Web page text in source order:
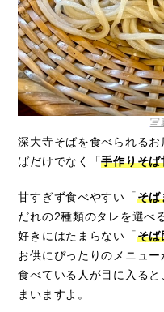
写
深大寺そばを食べられるお
ばだけでなく「手作りそば
甘すぎず食べやすい「そば
だれの2種類のタレを選べ
好きにはたまらない「そば
お供にぴったりのメニュ
食べている人が目に入る
まいますよ。